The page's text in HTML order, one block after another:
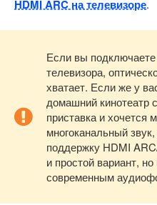
HDMI ARC на телевизоре.
Если вы
телевизора,
хватает. Если же у
домашний кинотеатр
приставка и хочется
многоканальный
поддержку HDMI
и простой вариант,
современным